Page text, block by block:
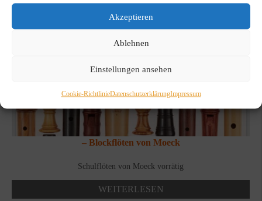
Akzeptieren
Ablehnen
Einstellungen ansehen
Cookie-RichtlinieDatenschutzerklärungImpressum
– Blockflöten von Moeck
Schulflöten von Moeck vorrätig
WEITERLESEN